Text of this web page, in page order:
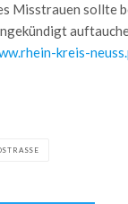
Misstrauen sollte
kreis-